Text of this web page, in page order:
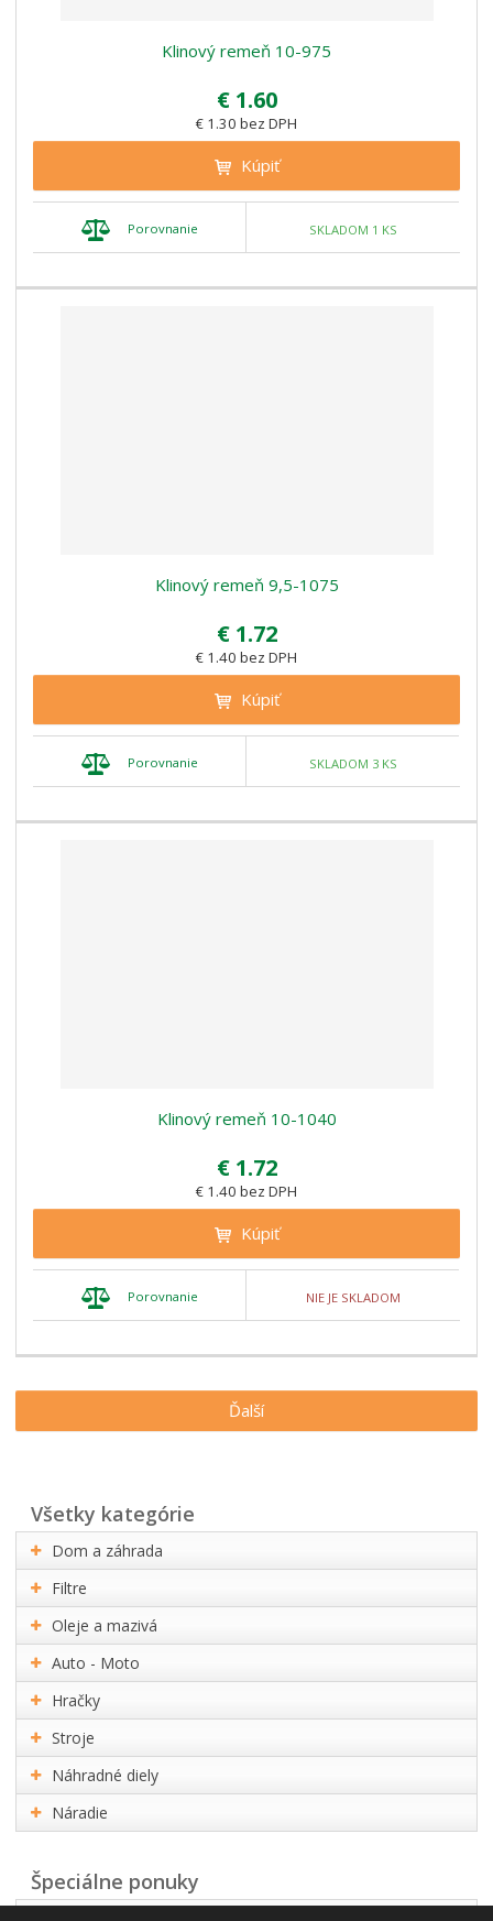
Klinový remeň 10-975
€ 1.60
€ 1.30 bez DPH
Kúpiť
Porovnanie SKLADOM 1 KS
Klinový remeň 9,5-1075
€ 1.72
€ 1.40 bez DPH
Kúpiť
Porovnanie SKLADOM 3 KS
Klinový remeň 10-1040
€ 1.72
€ 1.40 bez DPH
Kúpiť
Porovnanie NIE JE SKLADOM
Ďalší
všetky kategórie
Dom a záhrada
Filtre
Oleje a mazivá
Auto - Moto
Hračky
Stroje
Náhradné diely
Náradie
Špeciálne ponuky